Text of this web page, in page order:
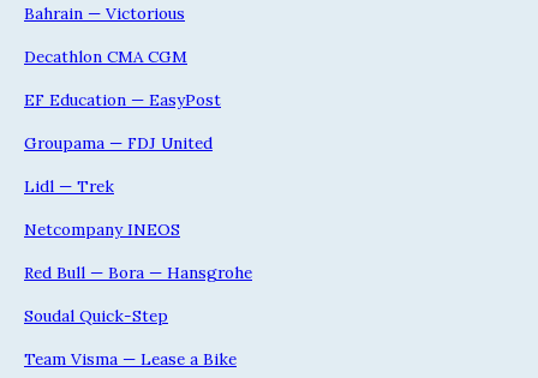
Bahrain — Victorious
Decathlon CMA CGM
EF Education — EasyPost
Groupama — FDJ United
Lidl — Trek
Netcompany INEOS
Red Bull — Bora — Hansgrohe
Soudal Quick-Step
Team Visma — Lease a Bike